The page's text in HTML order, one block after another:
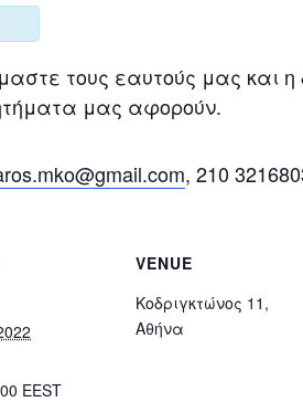
τους εαυτούς μας και
μας αφορούν.
, 210
EEST
VENUE
Κοδριγκτώνος 11,
Αθήνα